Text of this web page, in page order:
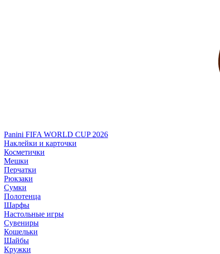
Panini FIFA WORLD CUP 2026
Наклейки и карточки
Косметички
Мешки
Перчатки
Рюкзаки
Сумки
Полотенца
Шарфы
Настольные игры
Сувениры
Кошельки
Шайбы
Кружки